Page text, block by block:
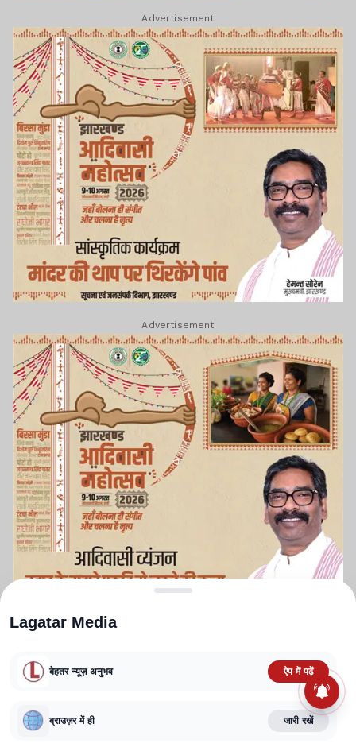
Advertisement
Advertisement
TERMS AND CONDITIONS
CORRECTIONS POLICY
FACT CHECKING POLICY
Lagatar Media Pvt. Ltd.
Lagatar Media
बेहतर न्यूज़ अनुभव ऐप में पढ़ें
ब्राउज़र में ही जारी रखें